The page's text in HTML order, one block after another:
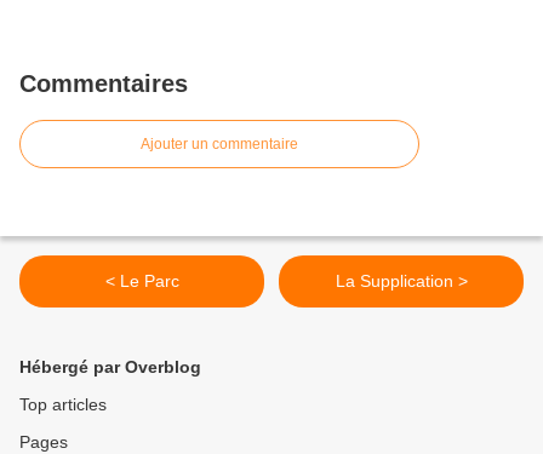
Commentaires
Ajouter un commentaire
< Le Parc La Supplication >
Hébergé par Overblog
Top articles
Pages